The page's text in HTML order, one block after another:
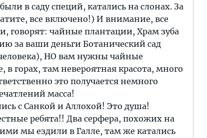
в саду специй, катались на слонах. За
все включено!) И внимание, все
говорят: чайные плантации, Храм зуба
за ваши деньги Ботанический сад
НО вам нужны чайные
горах, там невероятная красота, много
это получается немного
масса!
с Санкой и Аллохой! Это душа!
ребята!! Два серфера, похожих на
мы ездили в Галле, там же катались